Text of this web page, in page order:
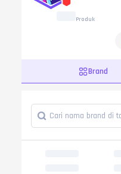
Produk
Brand